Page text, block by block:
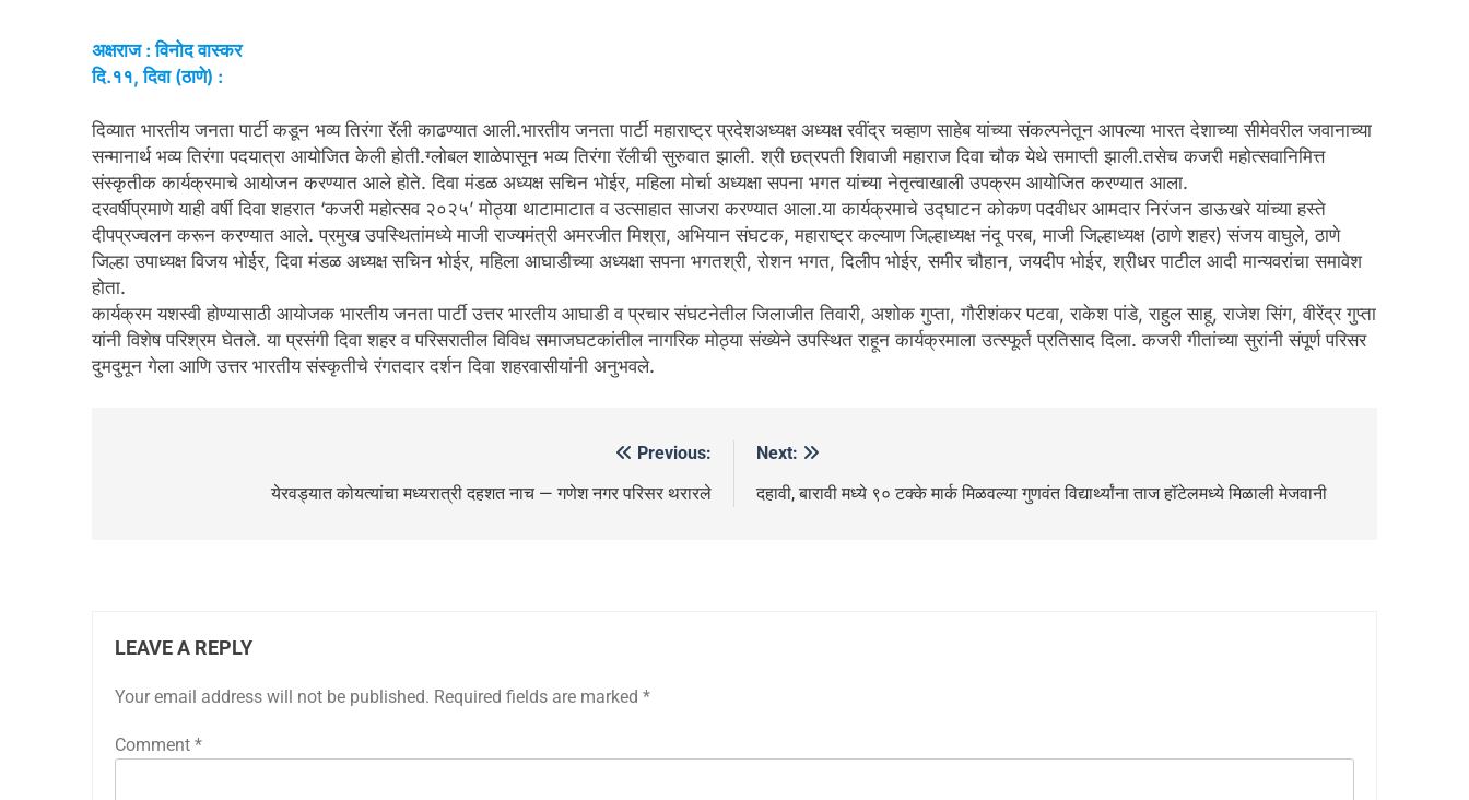
अक्षराज : विनोद वास्कर
दि.११, दिवा (ठाणे) :
दिव्यात भारतीय जनता पार्टी कडून भव्य तिरंगा रॅली काढण्यात आली.भारतीय जनता पार्टी महाराष्ट्र प्रदेशअध्यक्ष अध्यक्ष रवींद्र चव्हाण साहेब यांच्या संकल्पनेतून आपल्या भारत देशाच्या सीमेवरील जवानाच्या
सन्मानार्थ भव्य तिरंगा पदयात्रा आयोजित केली होती.ग्लोबल शाळेपासून भव्य तिरंगा रॅलीची सुरुवात झाली. श्री छत्रपती शिवाजी महाराज दिवा चौक येथे समाप्ती झाली.तसेच कजरी महोत्सवानिमित्त
संस्कृतीक कार्यक्रमाचे आयोजन करण्यात आले होते. दिवा मंडळ अध्यक्ष सचिन भोईर, महिला मोर्चा अध्यक्षा सपना भगत यांच्या नेतृत्वाखाली उपक्रम आयोजित करण्यात आला.
दरवर्षीप्रमाणे याही वर्षी दिवा शहरात ‘कजरी महोत्सव २०२५’ मोठ्या थाटामाटात व उत्साहात साजरा करण्यात आला.या कार्यक्रमाचे उद्घाटन कोकण पदवीधर आमदार निरंजन डाऊखरे यांच्या हस्ते
दीपप्रज्वलन करून करण्यात आले. प्रमुख उपस्थितांमध्ये माजी राज्यमंत्री अमरजीत मिश्रा, अभियान संघटक, महाराष्ट्र कल्याण जिल्हाध्यक्ष नंदू परब, माजी जिल्हाध्यक्ष (ठाणे शहर) संजय वाघुले, ठाणे
जिल्हा उपाध्यक्ष विजय भोईर, दिवा मंडळ अध्यक्ष सचिन भोईर, महिला आघाडीच्या अध्यक्षा सपना भगतश्री, रोशन भगत, दिलीप भोईर, समीर चौहान, जयदीप भोईर, श्रीधर पाटील आदी मान्यवरांचा समावेश
होता.
कार्यक्रम यशस्वी होण्यासाठी आयोजक भारतीय जनता पार्टी उत्तर भारतीय आघाडी व प्रचार संघटनेतील जिलाजीत तिवारी, अशोक गुप्ता, गौरीशंकर पटवा, राकेश पांडे, राहुल साहू, राजेश सिंग, वीरेंद्र गुप्ता
यांनी विशेष परिश्रम घेतले. या प्रसंगी दिवा शहर व परिसरातील विविध समाजघटकांतील नागरिक मोठ्या संख्येने उपस्थित राहून कार्यक्रमाला उत्स्फूर्त प्रतिसाद दिला. कजरी गीतांच्या सुरांनी संपूर्ण परिसर
दुमदुमून गेला आणि उत्तर भारतीय संस्कृतीचे रंगतदार दर्शन दिवा शहरवासीयांनी अनुभवले.
Previous:
येरवड्यात कोयत्यांचा मध्यरात्री दहशत नाच — गणेश नगर परिसर थरारले
Next:
दहावी, बारावी मध्ये ९० टक्के मार्क मिळवल्या गुणवंत विद्यार्थ्यांना ताज हॉटेलमध्ये मिळाली मेजवानी
LEAVE A REPLY
Your email address will not be published. Required fields are marked *
Comment *